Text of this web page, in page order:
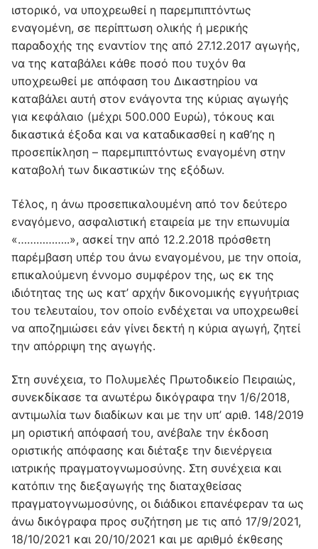
ιστορικό, να υποχρεωθεί η παρεμπιπτόντως
εναγομένη, σε περίπτωση ολικής ή μερικής
παραδοχής της εναντίον της από 27.12.2017 αγωγής,
να της καταβάλει κάθε ποσό που τυχόν θα
υποχρεωθεί με απόφαση του Δικαστηρίου να
καταβάλει αυτή στον ενάγοντα της κύριας αγωγής
για κεφάλαιο (μέχρι 500.000 Ευρώ), τόκους και
δικαστικά έξοδα και να καταδικασθεί η καθ’ης η
προσεπίκληση – παρεμπιπτόντως εναγομένη στην
καταβολή των δικαστικών της εξόδων.
Τέλος, η άνω προσεπικαλουμένη από τον δεύτερο
εναγόμενο, ασφαλιστική εταιρεία με την επωνυμία
«……………..», ασκεί την από 12.2.2018 πρόσθετη
παρέμβαση υπέρ του άνω εναγομένου, με την οποία,
επικαλούμενη έννομο συμφέρον της, ως εκ της
ιδιότητας της ως κατ’ αρχήν δικονομικής εγγυήτριας
του τελευταίου, τον οποίο ενδέχεται να υποχρεωθεί
να αποζημιώσει εάν γίνει δεκτή η κύρια αγωγή, ζητεί
την απόρριψη της αγωγής.
Στη συνέχεια, το Πολυμελές Πρωτοδικείο Πειραιώς,
συνεκδίκασε τα ανωτέρω δικόγραφα την 1/6/2018,
αντιμωλία των διαδίκων και με την υπ’ αριθ. 148/2019
μη οριστική απόφασή του, ανέβαλε την έκδοση
οριστικής απόφασης και διέταξε την διενέργεια
ιατρικής πραγματογνωμοσύνης. Στη συνέχεια και
κατόπιν της διεξαγωγής της διαταχθείσας
πραγματογνωμοσύνης, οι διάδικοι επανέφεραν τα ως
άνω δικόγραφα προς συζήτηση με τις από 17/9/2021,
18/10/2021 και 20/10/2021 και με αριθμό έκθεσης